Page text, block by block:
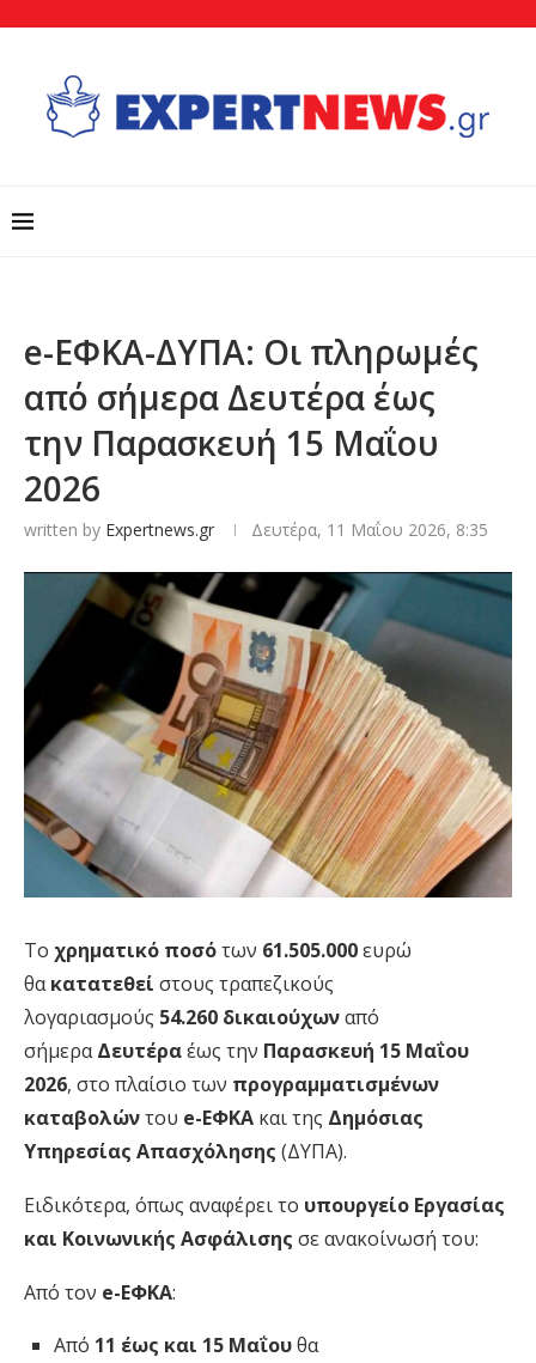
e-ΕΦΚΑ-ΔΥΠΑ: Οι πληρωμές
από σήμερα Δευτέρα έως
την Παρασκευή 15 Μαΐου
2026
written by Expertnews.gr Δευτέρα, 11 Μαΐου 2026, 8:35
Το χρηματικό ποσότων 61.505.000ευρώ
θακατατεθεί στους τραπεζικούς
λογαριασμούς 54.260 δικαιούχωναπό
σήμεραΔευτέραέως την Παρασκευή 15 Μαΐου
2026, στο πλαίσιο των προγραμματισμένων
καταβολώντου e-ΕΦΚΑ και της Δημόσιας
Υπηρεσίας Απασχόλησης (ΔΥΠΑ).
Ειδικότερα, όπως αναφέρει το υπουργείο Εργασίας
και Κοινωνικής Ασφάλισης σε ανακοίνωσή του:
Από τον e-ΕΦΚΑ:
Από 11 έως και 15 Μαΐουθα